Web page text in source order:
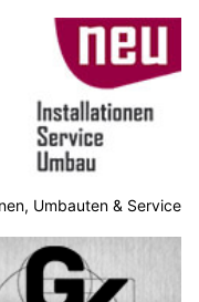
Umbauten & Service